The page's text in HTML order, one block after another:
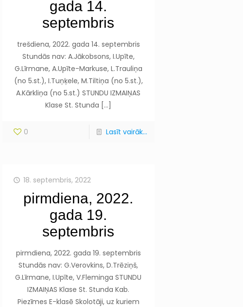
gada 14.
septembris
trešdiena, 2022. gada 14. septembris
Stundās nav: A.Jākobsons, I.Upīte,
G.Līrmane, A.Upīte-Markuse, L.Trauliņa
(no 5.st.), I.Tuņķele, M.Tiltiņa (no 5.st.),
A.Kārkliņa (no 5.st.) STUNDU IZMAIŅAS
Klase St. Stunda […]
0 Lasīt vairāk...
18. septembris, 2022
pirmdiena, 2022.
gada 19.
septembris
pirmdiena, 2022. gada 19. septembris
Stundās nav: G.Verovkins, D.Trēziņš,
G.Līrmane, I.Upīte, V.Fleminga STUNDU
IZMAIŅAS Klase St. Stunda Kab.
Piezīmes E-klasē Skolotāji, uz kuriem